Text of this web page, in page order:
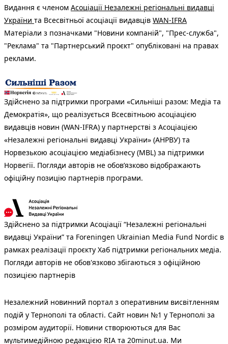
Видання є членом Асоціації Незалежні регіональні видавці
України та Всесвітньої асоціації видавців WAN-IFRA
Матеріали з позначками "Новини компаній", "Прес-служба",
"Реклама" та "Партнерський проєкт" опубліковані на правах
реклами.
Здійснено за підтримки програми «Сильніші разом: Медіа та
Демократія», що реалізується Всесвітньою асоціацією
видавців новин (WAN-IFRA) у партнерстві з Асоціацією
«Незалежні регіональні видавці України» (АНРВУ) та
Норвезькою асоціацією медіабізнесу (MBL) за підтримки
Норвегії. Погляди авторів не обов’язково відображають
офіційну позицію партнерів програми.
Здійснено за підтримки Асоціації “Незалежні регіональні
видавці України” та Foreningen Ukrainian Media Fund Nordic в
рамках реалізації проєкту Хаб підтримки регіональних медіа.
Погляди авторів не обов'язково збігаються з офіційною
позицією партнерів
Незалежний новинний портал з оперативним висвітленням
подій у Тернополі та області. Сайт новин №1 у Тернополі за
розміром аудиторії. Новини створюються для Вас
мультимедійною редакцією RIA та 20minut.ua. Ми